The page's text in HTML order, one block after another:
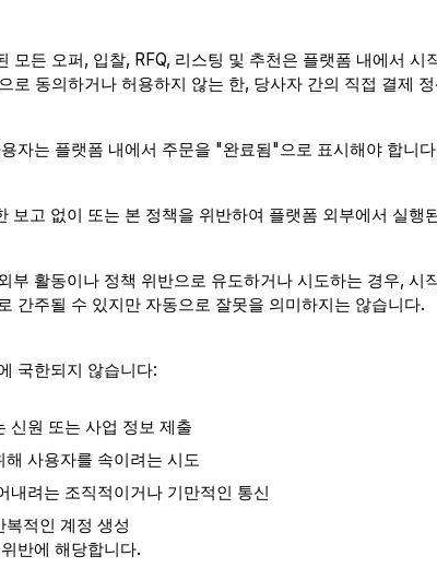
모든 오퍼, 입찰, RFQ, 리스팅 및 추천은 플랫폼 내에서
로 동의하거나 허용하지 않는 한, 당사자 간의 직접 결제
자는 플랫폼 내에서 주문을 "완료됨"으로 표시해야 합니
보고 없이 또는 본 정책을 위반하여 플랫폼 외부에서 실
부 활동이나 정책 위반으로 유도하거나 시도하는 경우,
간주될 수 있지만 자동으로 잘못을 의미하지는 않습니다.
국한되지 않습니다:
신원 또는 사업 정보 제출
사용자를 속이려는 시도
내려는 조직적이거나 기만적인 통신
적인 계정 생성
반에 해당합니다.